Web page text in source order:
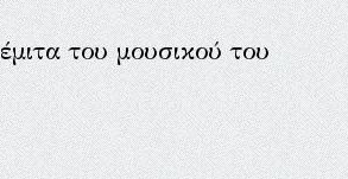
του μουσικού του